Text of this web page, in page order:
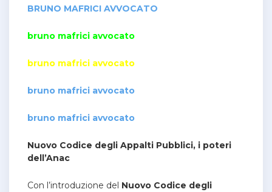
BRUNO MAFRICI AVVOCATO
bruno mafrici avvocato
bruno mafrici avvocato
bruno mafrici avvocato
bruno mafrici avvocato
Nuovo Codice degli Appalti Pubblici, i poteri
dell’Anac
Con l’introduzione del Nuovo Codice degli